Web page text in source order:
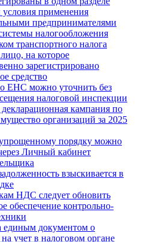
применения
предпринимателями
налогообложения
транспортного налога
на которое
зарегистрировано
средство
ЕНС можно уточнить без
налоговой инспекции
декларационная кампания по
организаций за 2025
порядку можно
Личный кабинет
взыскивается в
НДС следует обновить
обеспечение контрольно-
единым документом о
учет в налоговом органе